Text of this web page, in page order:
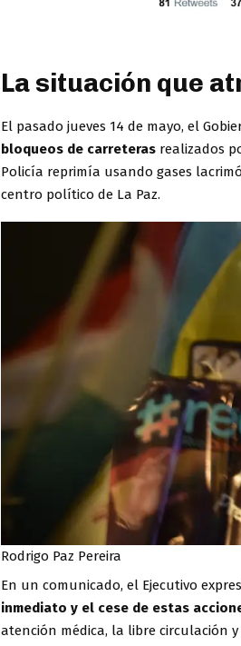
La situación que
El pasado jueves 14 de mayo, el
bloqueos de carreteras realizados
Policía reprimía usando gases
centro político de La Paz.
Rodrigo Paz Pereira
En un comunicado, el Ejecutivo
inmediato y el cese de estas
atención médica, la libre circulación